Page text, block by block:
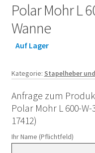
Polar Mohr L
Wanne
Auf Lager
Kategorie: Stapelheber
Anfrage zum
Polar Mohr L 600-
17412)
Ihr Name (Pflichtfeld)